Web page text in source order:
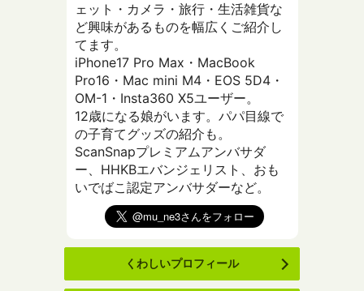
ェット・カメラ・旅行・生活雑貨な
ど興味があるものを幅広くご紹介し
てます。
iPhone17 Pro Max・MacBook
Pro16・Mac mini M4・EOS 5D4・
OM-1・Insta360 X5ユーザー。
12歳になる娘がいます。パパ目線で
の子育てグッズの紹介も。
ScanSnapプレミアムアンバサダ
ー、HHKBエバンジェリスト、おも
いでばこ認定アンバサダーなど。
くわしいプロフィール